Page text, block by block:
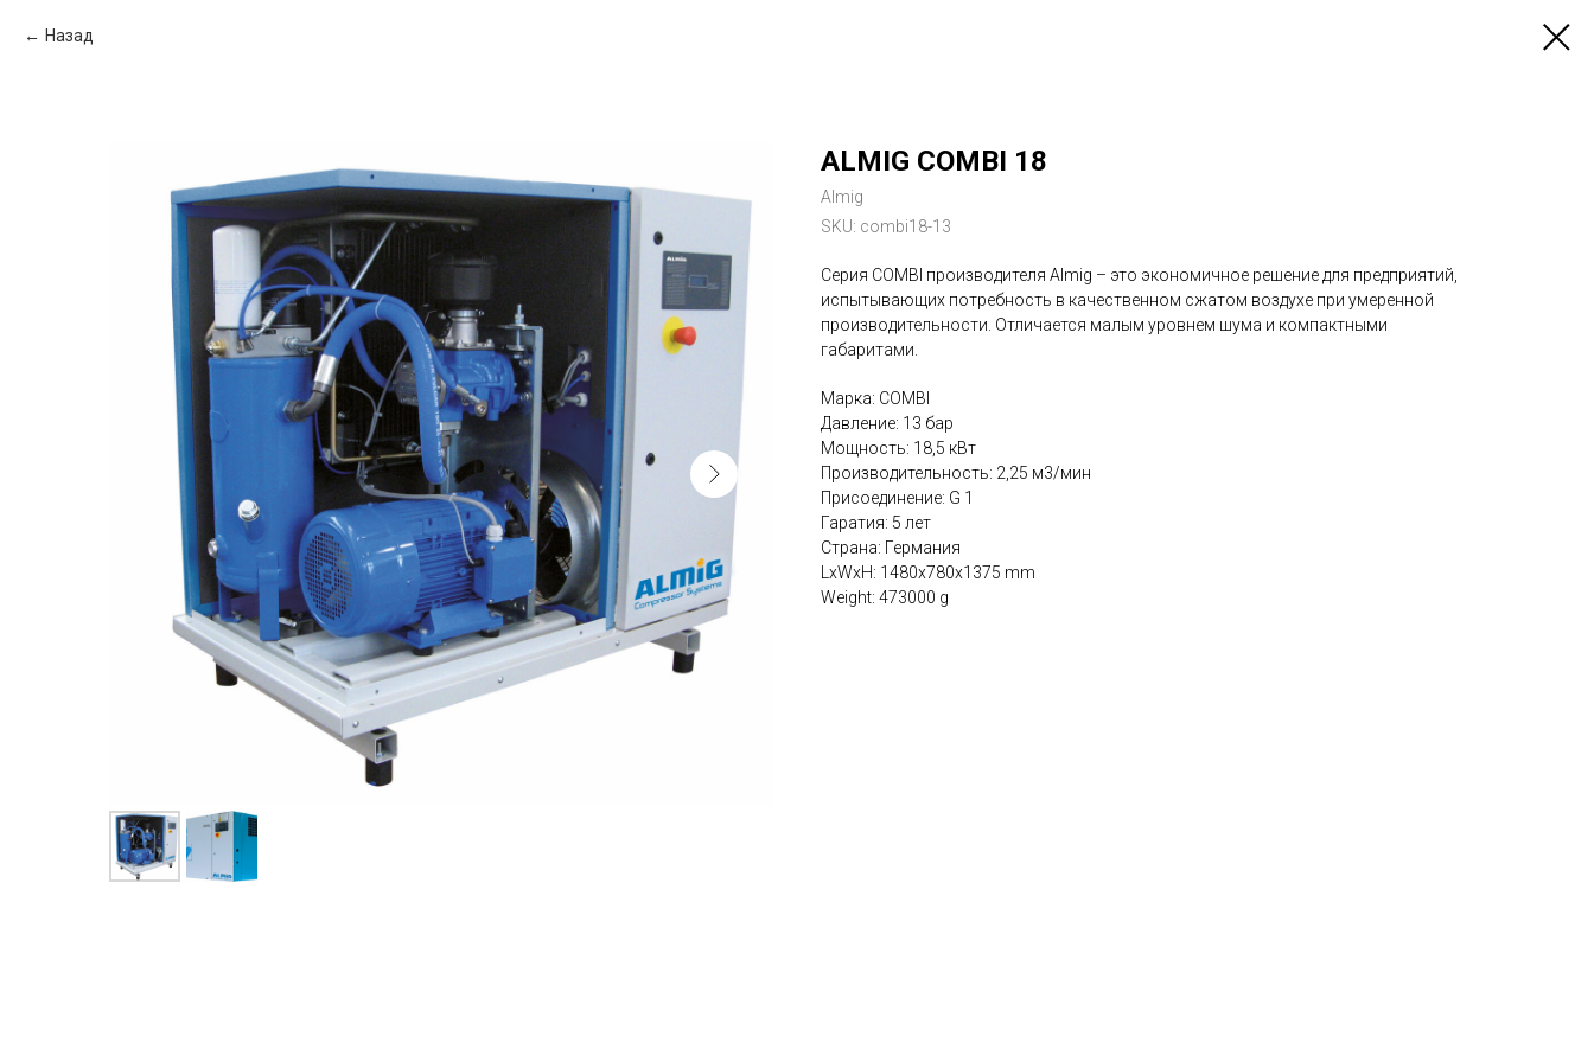
Назад
ALMIG COMBI 18
Almig
SKU: combi18-13
Серия COMBI производителя Almig – это экономичное решение для предприятий,
испытывающих потребность в качественном сжатом воздухе при умеренной
производительности. Отличается малым уровнем шума и компактными
габаритами.
Марка: COMBI
Давление: 13 бар
Мощность: 18,5 кВт
Производительность: 2,25 м3/мин
Присоединение: G 1
Гаратия: 5 лет
Страна: Германия
LxWxH: 1480x780x1375 mm
Weight: 473000 g